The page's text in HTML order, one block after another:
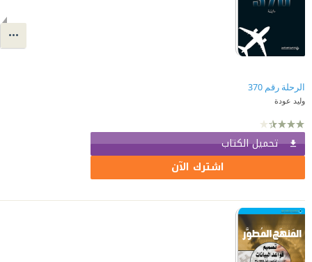
الرحلة رقم 370
وليد عودة
تحميل الكتاب
اشترك الآن